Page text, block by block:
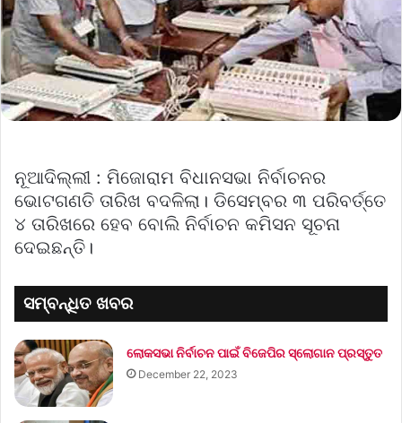
ନୂଆଦିଲ୍ଲୀ : ମିଜୋରାମ ବିଧାନସଭା ନିର୍ବାଚନର
ଭୋଟଗଣତି ତାରିଖ ବଦଳିଲା। ଡିସେମ୍ବର ୩ ପରିବର୍ତ୍ତେ
୪ ତାରିଖରେ ହେବ ବୋଲି ନିର୍ବାଚନ କମିସନ ସୂଚନା
ଦେଇଛନ୍ତି।
ସମ୍ବନ୍ଧିତ ଖବର
ଲୋକସଭା ନିର୍ବାଚନ ପାଇଁ ବିଜେପିର ସ୍ଲୋଗାନ ପ୍ରସ୍ତୁତ
December 22, 2023